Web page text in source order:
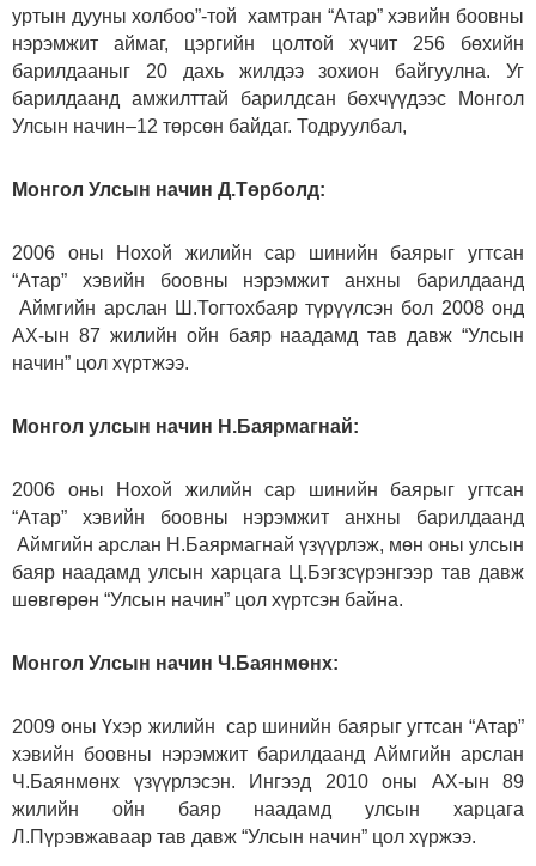
уртын дууны холбоо”-той хамтран “Атар” хэвийн боовны
нэрэмжит аймаг, цэргийн цолтой хүчит 256 бөхийн
барилдааныг 20 дахь жилдээ зохион байгуулна. Уг
барилдаанд амжилттай барилдсан бөхчүүдээс Монгол
Улсын начин–12 төрсөн байдаг. Тодруулбал,
Монгол Улсын начин Д.Төрболд:
2006 оны Нохой жилийн сар шинийн баярыг угтсан
“Атар” хэвийн боовны нэрэмжит анхны барилдаанд
Аймгийн арслан Ш.Тогтохбаяр түрүүлсэн бол 2008 онд
АХ-ын 87 жилийн ойн баяр наадамд тав давж “Улсын
начин” цол хүртжээ.
Монгол улсын начин Н.Баярмагнай:
2006 оны Нохой жилийн сар шинийн баярыг угтсан
“Атар” хэвийн боовны нэрэмжит анхны барилдаанд
Аймгийн арслан Н.Баярмагнай үзүүрлэж, мөн оны улсын
баяр наадамд улсын харцага Ц.Бэгзсүрэнгээр тав давж
шөвгөрөн “Улсын начин” цол хүртсэн байна.
Монгол Улсын начин Ч.Баянмөнх:
2009 оны Үхэр жилийн сар шинийн баярыг угтсан “Атар”
хэвийн боовны нэрэмжит барилдаанд Аймгийн арслан
Ч.Баянмөнх үзүүрлэсэн. Ингээд 2010 оны АХ-ын 89
жилийн ойн баяр наадамд улсын харцага
Л.Пүрэвжаваар тав давж “Улсын начин” цол хүржээ.